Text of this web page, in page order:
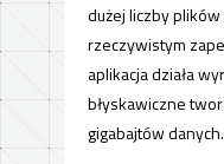
dużej liczby
rzeczywistym
aplikacja działa
błyskawiczne
gigabajtów danych.